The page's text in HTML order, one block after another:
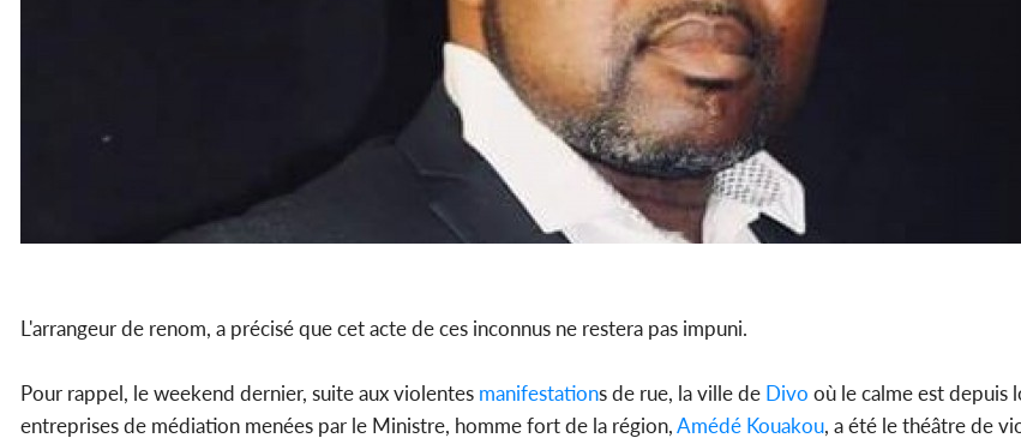
L'arrangeur de renom, a précisé que cet acte de ces inconnus ne restera pas impuni.
Pour rappel, le weekend dernier, suite aux violentes manifestations de rue, la ville de Divo où le calme est depuis
entreprises de médiation menées par le Ministre, homme fort de la région,Amédé Kouakou, a été le théâtre de